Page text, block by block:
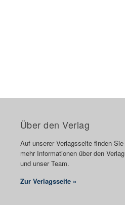
Über den Verlag
Auf unserer Verlagsseite finden Sie
mehr Informationen über den Verlag
und unser Team.
Zur Verlagsseite »